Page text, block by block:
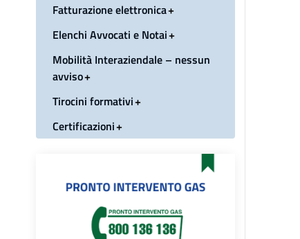
Fatturazione elettronica
Elenchi Avvocati e Notai
Mobilità Interaziendale – nessun
avviso
Tirocini formativi
Certificazioni